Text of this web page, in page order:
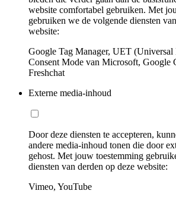
website comfortabel gebruiken. Met
gebruiken we de volgende diensten
website:
Google Tag Manager, UET
Consent Mode van Microsoft, Google
Freshchat
Externe media-inhoud
Door deze diensten te accepteren,
andere media-inhoud tonen die door
gehost. Met jouw toestemming
diensten van derden op deze website:
Vimeo, YouTube